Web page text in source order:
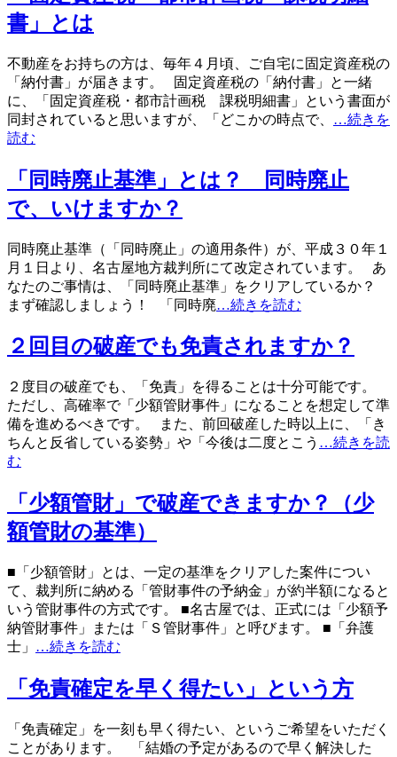
書」とは
不動産をお持ちの方は、毎年４月頃、ご自宅に固定資産税の
「納付書」が届きます。 固定資産税の「納付書」と一緒
に、「固定資産税・都市計画税 課税明細書」という書面が
同封されていると思いますが、「どこかの時点で、 …続きを
読む
「同時廃止基準」とは？ 同時廃止
で、いけますか？
同時廃止基準（「同時廃止」の適用条件）が、平成３０年１
月１日より、名古屋地方裁判所にて改定されています。 あ
なたのご事情は、「同時廃止基準」をクリアしているか？
まず確認しましょう！ 「同時廃…続きを読む
２回目の破産でも免責されますか？
２度目の破産でも、「免責」を得ることは十分可能です。
ただし、高確率で「少額管財事件」になることを想定して準
備を進めるべきです。 また、前回破産した時以上に、「き
ちんと反省している姿勢」や「今後は二度とこう …続きを読
む
「少額管財」で破産できますか？（少
額管財の基準）
■「少額管財」とは、一定の基準をクリアした案件につい
て、裁判所に納める「管財事件の予納金」が約半額になると
いう管財事件の方式です。 ■名古屋では、正式には「少額予
納管財事件」または「Ｓ管財事件」と呼びます。 ■「弁護
士」 …続きを読む
「免責確定を早く得たい」という方
「免責確定」を一刻も早く得たい、というご希望をいただく
ことがあります。 「結婚の予定があるので早く解決した